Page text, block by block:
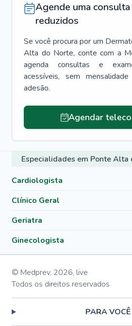
Agende uma
reduzidos
Se você procura por um
Alta do Norte, conte com a
agenda consultas e
acessíveis, sem
adesão.
Agendar
Especialidades em Ponte Alta
Cardiologista
Clínico Geral
Geriatra
Ginecologista
© Medprev, 2026, live
Todos os direitos reservados
PARA VOCÊ